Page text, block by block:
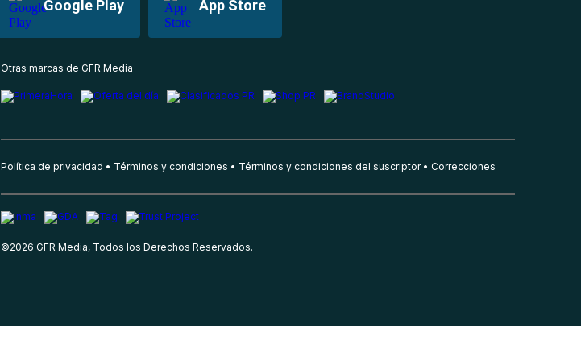
Google Play App Store
Otras marcas de GFR Media
Política de privacidad Términos y condiciones Términos y condiciones del suscriptor Correcciones
©2026 GFR Media, Todos los Derechos Reservados.